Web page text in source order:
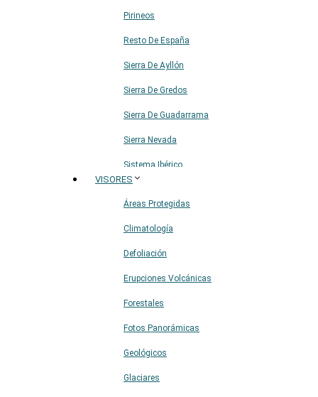
Pirineos
Resto De España
Sierra De Ayllón
Sierra De Gredos
Sierra De Guadarrama
Sierra Nevada
Sistema Ibérico
VISORES
Áreas Protegidas
Climatología
Defoliación
Erupciones Volcánicas
Forestales
Fotos Panorámicas
Geológicos
Glaciares